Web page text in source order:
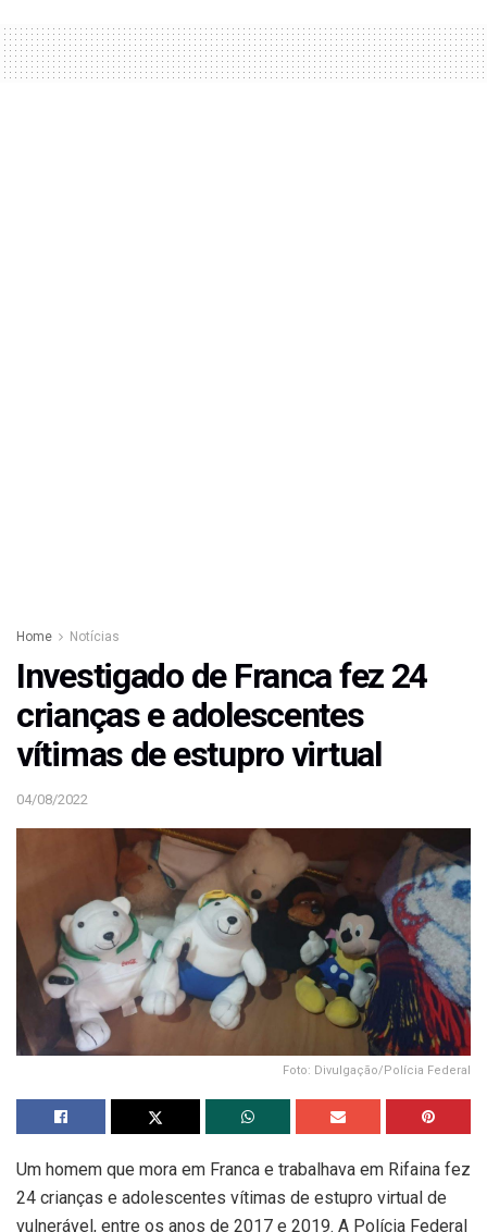
Home Notícias
Investigado de Franca fez 24
crianças e adolescentes
vítimas de estupro virtual
04/08/2022
Foto: Divulgação/Polícia Federal
Um homem que mora em Franca e trabalhava em Rifaina fez
24 crianças e adolescentes vítimas de estupro virtual de
vulnerável, entre os anos de 2017 e 2019. A Polícia Federal